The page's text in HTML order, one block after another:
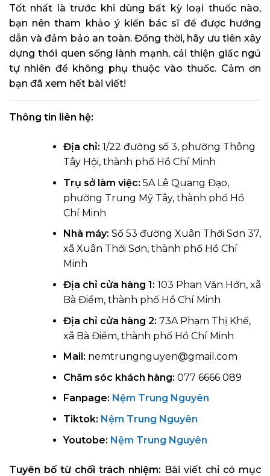
Tốt nhất là trước khi dùng bất kỳ loại thuốc nào,
bạn nên tham khảo ý kiến bác sĩ để được hướng
dẫn và đảm bảo an toàn. Đồng thời, hãy ưu tiên xây
dựng thói quen sống lành mạnh, cải thiện giấc ngủ
tự nhiên để không phụ thuộc vào thuốc. Cảm ơn
bạn đã xem hết bài viết!
Thông tin liên hệ:
Địa chỉ: 1/22 đường số 3, phường Thông
Tây Hội, thành phố Hồ Chí Minh
Trụ sở làm việc: 5A Lê Quang Đạo,
phường Trung Mỹ Tây, thành phố Hồ
Chí Minh
Nhà máy: Số 53 đường Xuân Thới Sơn 37,
xã Xuân Thới Sơn, thành phố Hồ Chí
Minh
Địa chỉ cửa hàng 1: 103 Phan Văn Hớn, xã
Bà Điểm, thành phố Hồ Chí Minh
Địa chỉ cửa hàng 2: 73A Phạm Thị Khế,
xã Bà Điểm, thành phố Hồ Chí Minh
Mail: nemtrungnguyen@gmail.com
Chăm sóc khách hàng: 077 6666 089
Fanpage: Nệm Trung Nguyên
Tiktok: Nệm Trung Nguyên
Youtobe: Nệm Trung Nguyên
Tuyên bố từ chối trách nhiệm: Bài viết chỉ có mục